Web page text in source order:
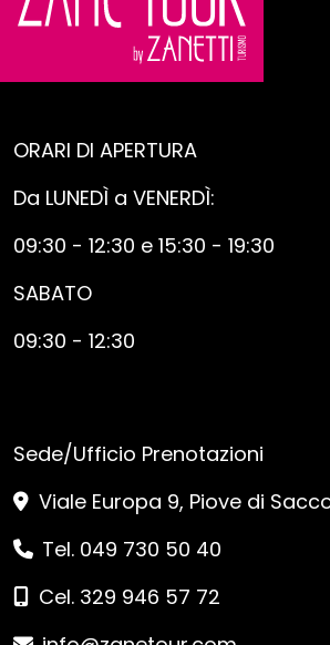
ORARI DI APERTURA
Da LUNEDÌ a VENERDÌ:
09:30 - 12:30 e 15:30 - 19:30
SABATO
09:30 - 12:30
Sede/Ufficio Prenotazioni
Viale Europa 9, Piove di
Tel. 049 730 50 40
Cel. 329 946 57 72